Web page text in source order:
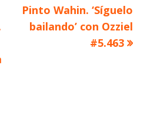
Artículo
siguiente
Pinto Wahin. ‘Síguelo
bailando’ con Ozziel
#5.463